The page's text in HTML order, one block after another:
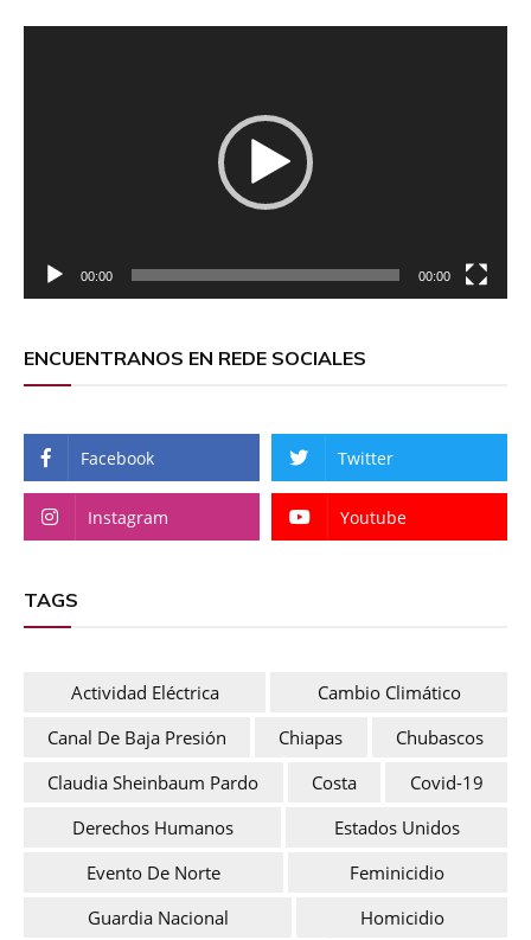
00:00 00:00
ENCUENTRANOS EN REDE SOCIALES
Facebook Twitter
Instagram Youtube
TAGS
Actividad Eléctrica
Cambio Climático
Canal De Baja Presión
Chiapas
Chubascos
Claudia Sheinbaum Pardo
Costa
Covid-19
Derechos Humanos
Estados Unidos
Evento De Norte
Feminicidio
Guardia Nacional
Homicidio